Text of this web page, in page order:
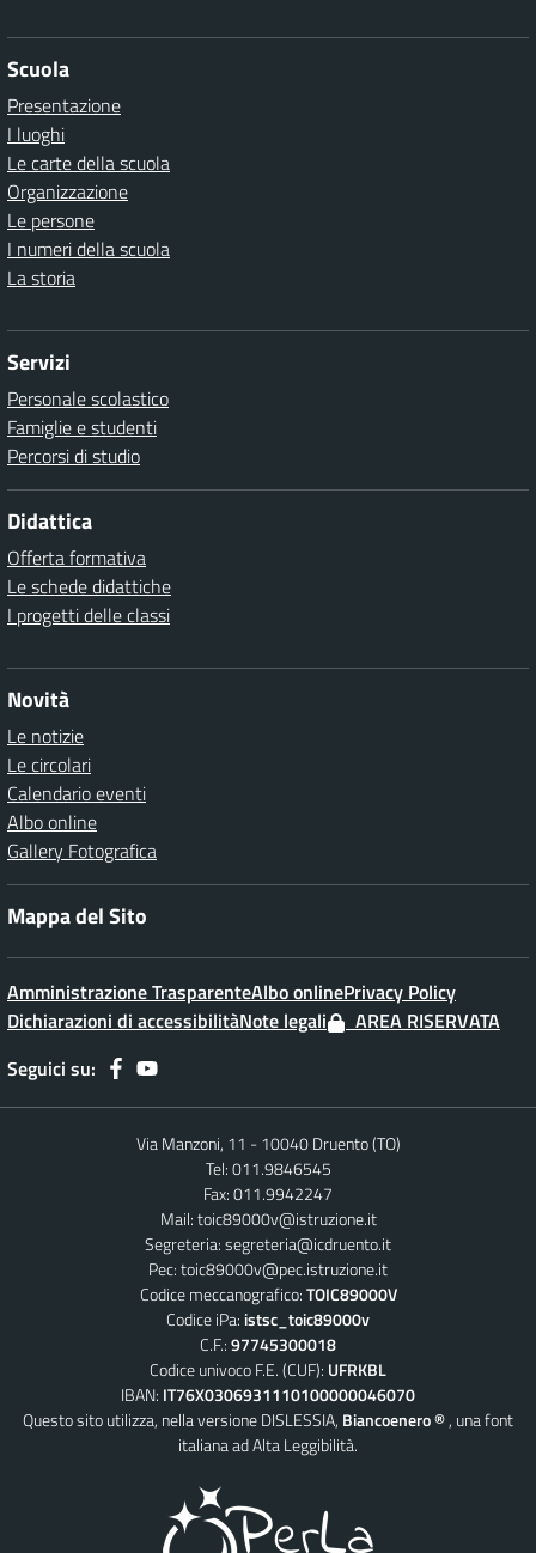
Scuola
Presentazione
I luoghi
Le carte della scuola
Organizzazione
Le persone
I numeri della scuola
La storia
Servizi
Personale scolastico
Famiglie e studenti
Percorsi di studio
Didattica
Offerta formativa
Le schede didattiche
I progetti delle classi
Novità
Le notizie
Le circolari
Calendario eventi
Albo online
Gallery Fotografica
Mappa del Sito
Amministrazione TrasparenteAlbo onlinePrivacy Policy
Dichiarazioni di accessibilitàNote legali
AREA RISERVATA
Seguici su:
Via Manzoni, 11 - 10040 Druento (TO)
Tel: 011.9846545
Fax: 011.9942247
Mail:toic89000v@istruzione.it
Segreteria:segreteria@icdruento.it
Pec:toic89000v@pec.istruzione.it
Codice meccanografico:TOIC89000V
Codice iPa: istsc_toic89000v
C.F.:97745300018
Codice univoco F.E. (CUF): UFRKBL
IBAN: IT76X0306931110100000046070
Questo sito utilizza, nella versione DISLESSIA, Biancoenero ®, una font
italiana ad Alta Leggibilità.